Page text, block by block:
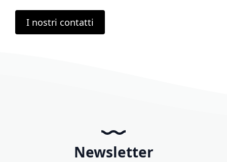
I nostri contatti
Newsletter